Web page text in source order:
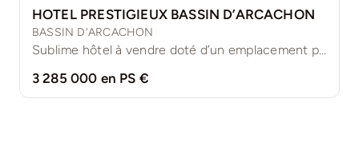
HOTEL PRESTIGIEUX BASSIN D’ARCACHON
BASSIN D'ARCACHON
Sublime hôtel à vendre doté d’un emplacement prémium avec chambre [...]
3 285 000 en PS €